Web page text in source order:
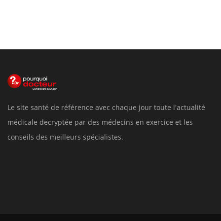
Le site santé de référence avec chaque jour toute l'actualité
médicale decryptée par des médecins en exercice et les
conseils des meilleurs spécialistes.